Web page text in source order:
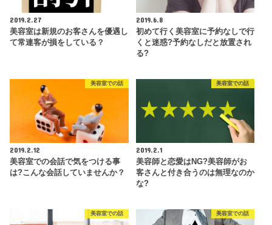
2019.2.27
美容室は新規のお客さんを優遇し
て常連客が損をしている？
2019.6.8
初めて行く美容室に予約なしで行
くと迷惑?予約なしだと放置され
る?
美容室での話
2019.2.12
美容室での会話で気をつける事
は?こんな会話していませんか？
美容室での話
2019.2.1
美容師と恋愛はNG?美容師がお
客さんと付き合うのは無理なのか
な?
美容室での話 美容室での話